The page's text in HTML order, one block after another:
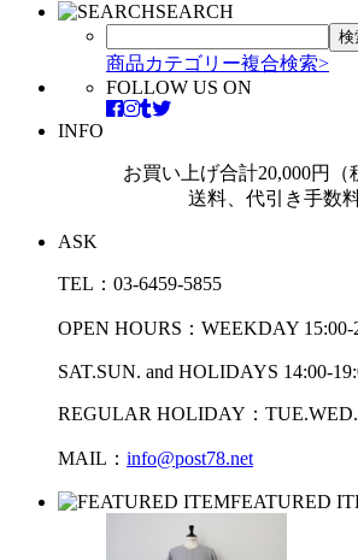
SEARCH
商品カテゴリー複合検索>
FOLLOW US ON
INFO
お買い上げ合計20,000円（
送料、代引き手数
ASK
TEL：03-6459-5855
OPEN HOURS：WEEKDAY 15:00-
SAT.SUN. and HOLIDAYS 14:00-
REGULAR HOLIDAY：TUE.WED.
MAIL： info@post78.net
FEATURED